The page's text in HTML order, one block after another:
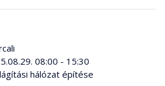
08:00 - 15:30
hálózat építése